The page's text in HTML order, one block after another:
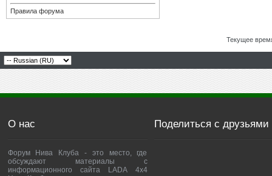
Правила форума
Текущее
О нас
Форум Нива Клуба - это место, где
обсуждают материалы с
информационного сайта LADA 4x4
Поделиться с друзьями